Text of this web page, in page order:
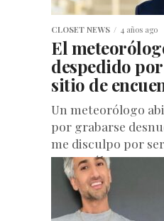
CLOSET NEWS 4 años ago
El
despedido
sitio de
Un meteorólogo
por grabarse
me disculpo por
meteorólogo muy